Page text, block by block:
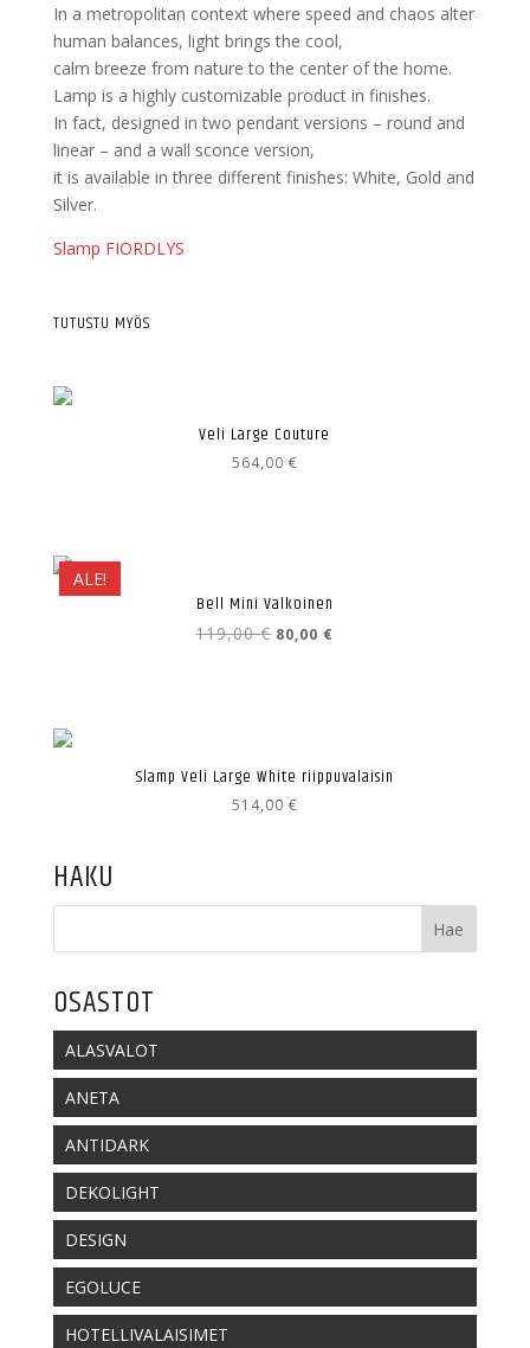
In a metropolitan context where speed and chaos alter
human balances, light brings the cool,
calm breeze from nature to the center of the home.
Lamp is a highly customizable product in finishes.
In fact, designed in two pendant versions – round and
linear – and a wall sconce version,
it is available in three different finishes: White, Gold and
Silver.
Slamp FIORDLYS
TUTUSTU MYÖS
Veli Large Couture
564,00 €
ALE!
Bell Mini Valkoinen
119,00€ Alkuperäinen
hinta
80,00 €
Slamp Veli Large White riippuvalaisin
514,00 €
HAKU
OSASTOT
ALASVALOT
ANETA
ANTIDARK
DEKOLIGHT
DESIGN
EGOLUCE
HOTELLIVALAISIMET